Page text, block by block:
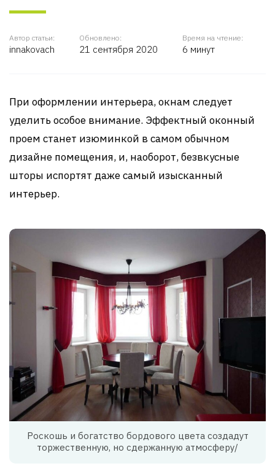
Автор статьи:
innakovach
Обновлено:
21 сентября 2020
Время на чтение:
6 минут
При оформлении интерьера, окнам следует
уделить особое внимание. Эффектный оконный
проем станет изюминкой в самом обычном
дизайне помещения, и, наоборот, безвкусные
шторы испортят даже самый изысканный
интерьер.
Роскошь и богатство бордового цвета создадут
торжественную, но сдержанную атмосферу/